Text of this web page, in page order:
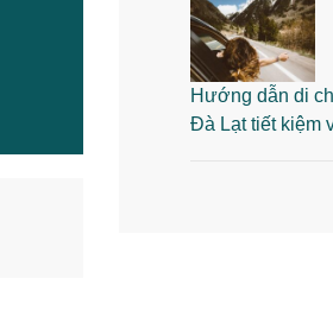
Hướng dẫn di
Đà Lạt tiết kiệm